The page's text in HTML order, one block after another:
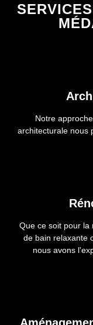
Notre
architecturale nous
Que ce soit pour la
de bain relaxante
nous avons